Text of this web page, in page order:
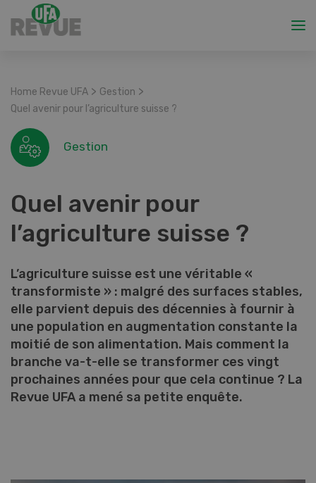
Home Revue UFA > Gestion >
Quel avenir pour l’agriculture suisse ?
Gestion
Quel avenir pour
l’agriculture suisse ?
L’agriculture suisse est une véritable «
transformiste » : malgré des surfaces stables,
elle parvient depuis des décennies à fournir à
une population en augmentation constante la
moitié de son alimentation. Mais comment la
branche va-t-elle se transformer ces vingt
prochaines années pour que cela continue ? La
Revue UFA a mené sa petite enquête.